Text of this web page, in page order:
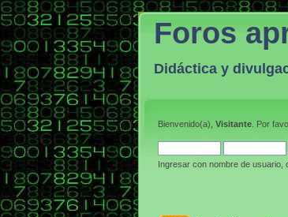
Foros
Didáctica y
Bienvenido(a), Visitante . Por
Ingresar con nombre de usuario,